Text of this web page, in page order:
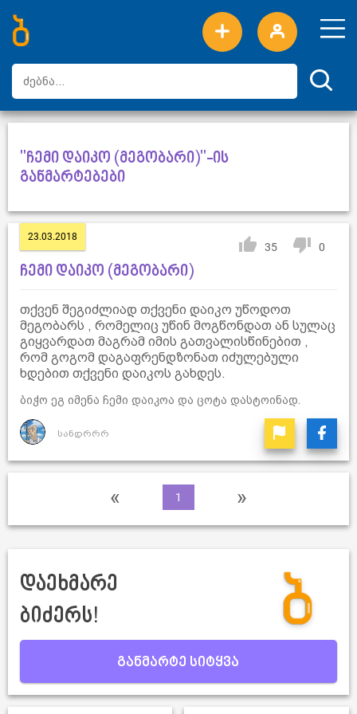
ახალი სიტყვები
ტოპ სიტყვები
დღის ტოპ სიტყვები
ტოპ მომხმარებლები
"ჩემი დაიკო (მეგობარი)"-ის
განმარტებები
23.03.2018
35 0
ჩემი დაიკო (მეგობარი)
თქვენ შეგიძლიად თქვენი დაიკო უწოდოთ
მეგობარს , რომელიც უწინ მოგწონდათ ან სულაც
გიყვარდათ მაგრამ იმის გათვალისწინებით ,
რომ გოგომ დაგაფრენდზონათ იძულებული
ხდებით თქვენი დაიკოს გახდეს.
ბიჭო ეგ იმენა ჩემი დაიკოა და ცოტა დასტოინად.
სანდრრრ
« 1 »
დაეხმარე
ბიძერს!
განმარტე სიტყვა